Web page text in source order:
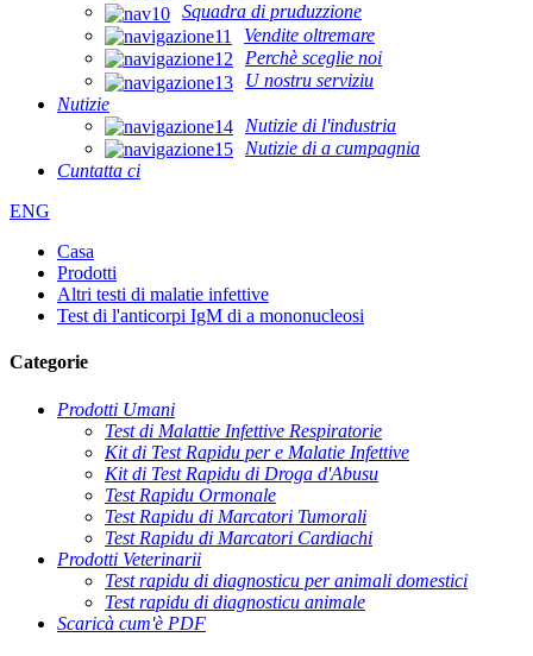
Squadra di pruduzzione
Vendite oltremare
Perchè sceglie noi
U nostru serviziu
Nutizie
Nutizie di l'industria
Nutizie di a cumpagnia
Cuntatta ci
ENG
Casa
Prodotti
Altri testi di malatie infettive
Test di l'anticorpi IgM di a mononucleosi
Categorie
Prodotti Umani
Test di Malattie Infettive Respiratorie
Kit di Test Rapidu per e Malatie Infettive
Kit di Test Rapidu di Droga d'Abusu
Test Rapidu Ormonale
Test Rapidu di Marcatori Tumorali
Test Rapidu di Marcatori Cardiachi
Prodotti Veterinarii
Test rapidu di diagnosticu per animali domestici
Test rapidu di diagnosticu animale
Scaricà cum'è PDF